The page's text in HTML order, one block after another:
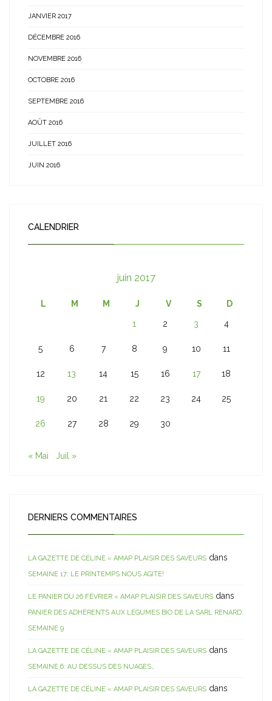
JANVIER 2017
DÉCEMBRE 2016
NOVEMBRE 2016
OCTOBRE 2016
SEPTEMBRE 2016
AOÛT 2016
JUILLET 2016
JUIN 2016
CALENDRIER
juin 2017
L M M J V S D
1 2 3 4
5 6 7 8 9 10 11
12 13 14 15 16 17 18
19 20 21 22 23 24 25
26 27 28 29 30
« Mai Juil »
DERNIERS COMMENTAIRES
LA GAZETTE DE CÉLINE « AMAP PLAISIR DES SAVEURS dans
SEMAINE 17: LE PRINTEMPS NOUS AGITE!
LE PANIER DU 26 FÉVRIER « AMAP PLAISIR DES SAVEURS dans
PANIER DES ADHÉRENTS AUX LÉGUMES BIO DE LA SARL RENARD:
SEMAINE 9
LA GAZETTE DE CÉLINE « AMAP PLAISIR DES SAVEURS dans
SEMAINE 6: AU DESSUS DES NUAGES…
LA GAZETTE DE CÉLINE « AMAP PLAISIR DES SAVEURS dans